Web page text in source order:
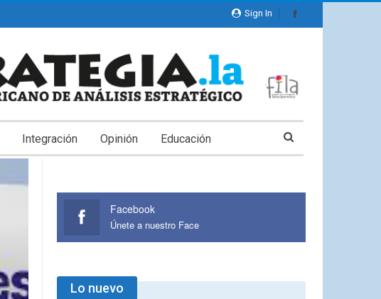
Sign In
Integración Opinión Educación
Facebook
Únete a nuestro Face
Lo nuevo